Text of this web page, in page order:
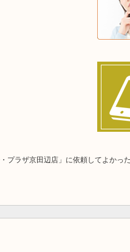
プラザ京田辺店」に依頼してよかっ